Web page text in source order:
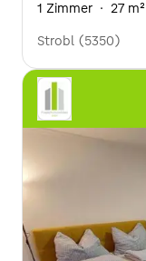
1 Zimmer · 27 m²
Strobl (5350)